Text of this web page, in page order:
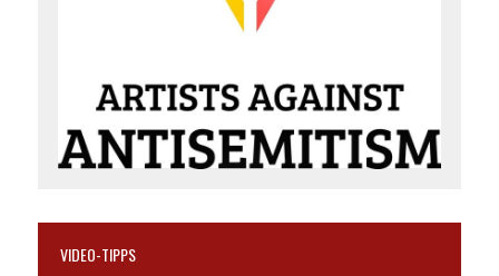
VIDEO-TIPPS